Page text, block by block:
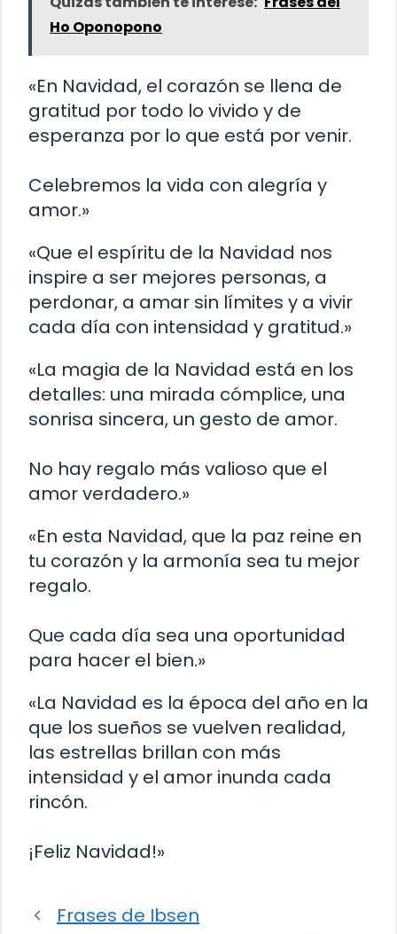
Ho Oponopono
«En Navidad, el corazón se llena de
gratitud por todo lo vivido y de
esperanza por lo que está por venir.
Celebremos la vida con alegría y
amor.»
«Que el espíritu de la Navidad nos
inspire a ser mejores personas, a
perdonar, a amar sin límites y a vivir
cada día con intensidad y gratitud.»
«La magia de la Navidad está en los
detalles: una mirada cómplice, una
sonrisa sincera, un gesto de amor.
No hay regalo más valioso que el
amor verdadero.»
«En esta Navidad, que la paz reine en
tu corazón y la armonía sea tu mejor
regalo.
Que cada día sea una oportunidad
para hacer el bien.»
«La Navidad es la época del año en la
que los sueños se vuelven realidad,
las estrellas brillan con más
intensidad y el amor inunda cada
rincón.
¡Feliz Navidad!»
Frases de Ibsen